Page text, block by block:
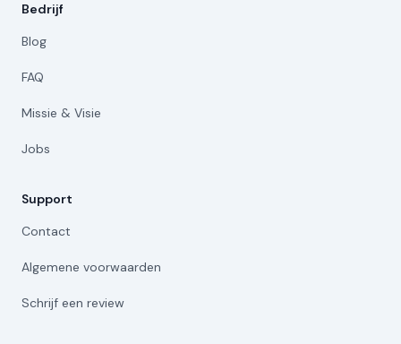
Bedrijf
Blog
FAQ
Missie & Visie
Jobs
Support
Contact
Algemene voorwaarden
Schrijf een review